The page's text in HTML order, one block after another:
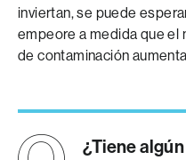
inviertan, se puede
empeore a medida que el
de contaminación
¿Tiene